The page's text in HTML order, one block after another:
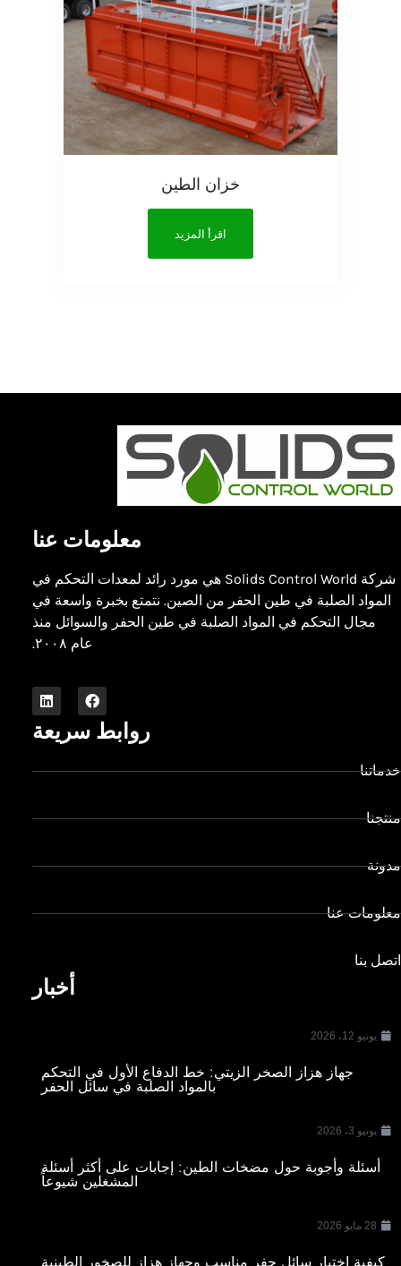
خزان الطين
اقرأ المزيد
معلومات عنا
شركة Solids Control World هي مورد رائد لمعدات التحكم في
المواد الصلبة في طين الحفر من الصين. نتمتع بخبرة واسعة في
مجال التحكم في المواد الصلبة في طين الحفر والسوائل منذ
عام ٢٠٠٨.
روابط سريعة
خدماتنا
منتجنا
مدونة
معلومات عنا
اتصل بنا
أخبار
يونيو 12، 2026
جهاز هزاز الصخر الزيتي: خط الدفاع الأول في التحكم
بالمواد الصلبة في سائل الحفر
يونيو 3، 2026
أسئلة وأجوبة حول مضخات الطين: إجابات على أكثر أسئلة
المشغلين شيوعاً
28 مايو 2026
كيفية اختيار سائل حفر مناسب وجهاز هزاز للصخور الطينية